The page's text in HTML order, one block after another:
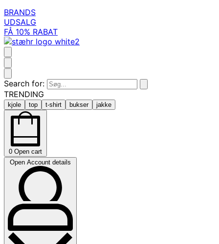
BRANDS
UDSALG
FÅ 10% RABAT
Search for:
TRENDING
kjole top t-shirt bukser jakke
0 Open cart
Open Account details